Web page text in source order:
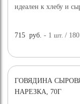
идеален к хлебу и
715 руб. - 1шт. /
ГОВЯДИНА
НАРЕЗКА, 70Г